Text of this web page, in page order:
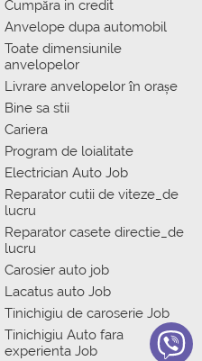
Сumpăra in credit
Anvelope dupa automobil
Toate dimensiunile
anvelopelor
Livrare anvelopelor în orașe
Bine sa stii
Cariera
Program de loialitate
Electrician Auto Job
Reparator cutii de viteze_de
lucru
Reparator casete directie_de
lucru
Carosier auto job
Lacatus auto Job
Tinichigiu de caroserie Job
Tinichigiu Auto fara
experienta Job